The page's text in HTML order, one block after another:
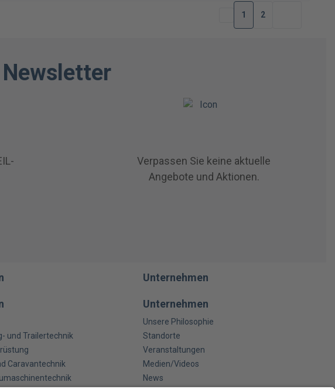
1 2
Verpassen Sie keine aktuelle
Angebote und Aktionen.
und Trailertechnik
Caravantechnik
Unternehmen
Unternehmen
Unsere Philosophie
Standorte
Veranstaltungen
Medien/Videos
News